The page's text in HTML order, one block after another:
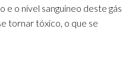
o nível sanguíneo deste gás
tornar tóxico, o que se